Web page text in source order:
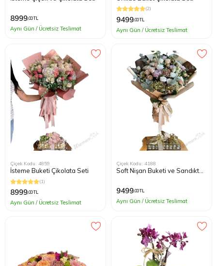
8999,00 TL
Aynı Gün / Ücretsiz Teslimat
(2)
9499,00 TL
Aynı Gün / Ücretsiz Teslimat
Çiçek Kodu: 4859
İsteme Buketi Çikolata Seti
(1)
8999,00 TL
Aynı Gün / Ücretsiz Teslimat
Çiçek Kodu: 4188
Soft Nişan Buketi ve Sandıkta
9499,00 TL
Aynı Gün / Ücretsiz Teslimat